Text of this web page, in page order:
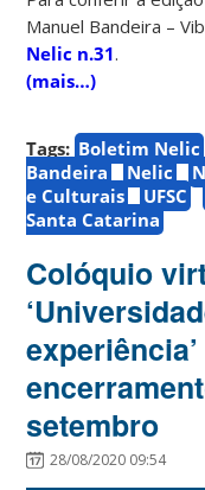
Manuel Bandeira –
Nelic n.31.
(mais…)
Tags: Boletim Nelic
Bandeira
Nelic
e Culturais
UFSC
Santa Catarina
Colóquio
setembro
28/08/2020 09:54